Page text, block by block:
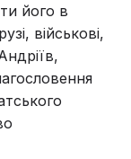
його в
військові,